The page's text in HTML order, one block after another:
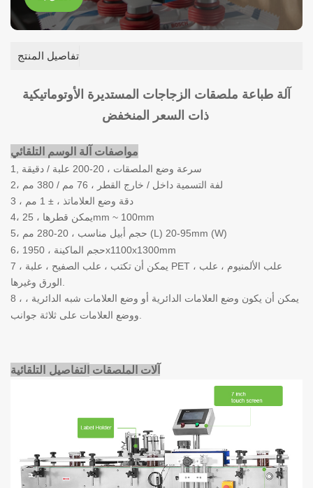
تفاصيل المنتج
آلة طباعة ملصقات الزجاجات المستديرة الأوتوماتيكية
ذات السعر المنخفض
مواصفات آلة الوسم التلقائي
1,
سرعة وضع الملصقات ، 20-200 علبة / دقيقة
2
، لفة التسمية داخل / خارج القطر ، 76 مم / 380 مم
3 ، دقة وضع العلاماتذ ، ± 1 مم
4
، يمكن قطرها ، 25mm ~ 100mm
5
، حجم أبيل مناسب ، 20-280 مم (L) 20-95mm (W)
6
، حجم الماكينة ، 1950x1100x1300mm
7 ، يمكن أن تكتب ، علب الصفيح ، علبة PET ، علب الألمنيوم ، علب
8 ، يمكن أن يكون وضع العلامات الدائرية أو وضع العلامات شبه الدائرية ،
آلات الملصقات التفاصيل التلقائية